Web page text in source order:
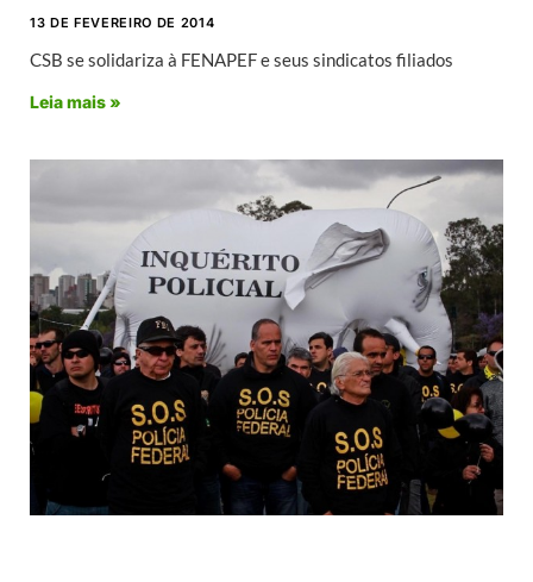
13 DE FEVEREIRO DE 2014
CSB se solidariza à FENAPEF e seus sindicatos filiados
Leia mais »